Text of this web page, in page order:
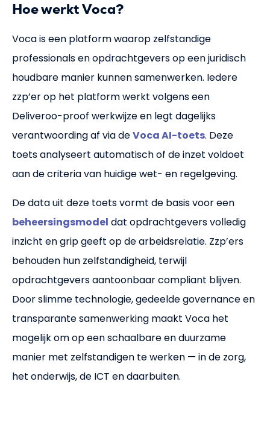
Hoe werkt Voca?
Voca is een platform waarop zelfstandige
professionals en opdrachtgevers op een juridisch
houdbare manier kunnen samenwerken. Iedere
zzp’er op het platform werkt volgens een
Deliveroo-proof werkwijze en legt dagelijks
verantwoording af via deVoca AI-toets. Deze
toets analyseert automatisch of de inzet voldoet
aan de criteria van huidige wet- en regelgeving.
De data uit deze toets vormt de basis voor een
beheersingsmodel dat opdrachtgevers volledig
inzicht en grip geeft op de arbeidsrelatie. Zzp’ers
behouden hun zelfstandigheid, terwijl
opdrachtgevers aantoonbaar compliant blijven.
Door slimme technologie, gedeelde governance en
transparante samenwerking maakt Voca het
mogelijk om op een schaalbare en duurzame
manier met zelfstandigen te werken — in de zorg,
het onderwijs, de ICT en daarbuiten.